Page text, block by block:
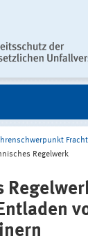
Regelwerk